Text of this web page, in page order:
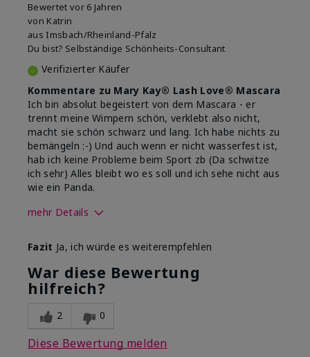
Bewertet vor 6 Jahren
von Katrin
aus Imsbach/Rheinland-Pfalz
Du bist? Selbständige Schönheits-Consultant
Verifizierter Käufer
Kommentare zu Mary Kay® Lash Love® Mascara
Ich bin absolut begeistert von dem Mascara - er
trennt meine Wimpern schön, verklebt also nicht,
macht sie schön schwarz und lang. Ich habe nichts zu
bemängeln :-) Und auch wenn er nicht wasserfest ist,
hab ich keine Probleme beim Sport zb (Da schwitze
ich sehr) Alles bleibt wo es soll und ich sehe nicht aus
wie ein Panda.
mehr Details
dieses Produkts?
5
Wie gefällt dir das Produkt im
Vergleich zu anderen von dir
Dekorativkosmetikmarken?
Fazit Ja, ich würde es weiterempfehlen
War diese Bewertung
hilfreich?
2 0
Diese Bewertung melden